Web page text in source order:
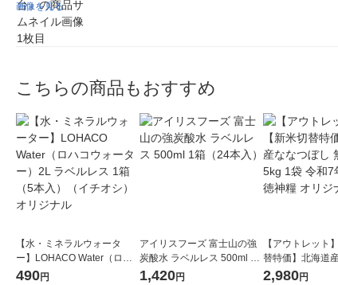
画像を見る
こちらの商品もおすすめ
【水・ミネラルウォータ
ー】LOHACO Water（ロハ
コウォーター）2L ラベルレ
490円
アイリスフーズ 富士山の強
炭酸水 ラベルレス 500ml 1
箱（24本入）
1,420円
【アウトレット
替特価】北海道
し 無洗米 5kg 1
2,980円